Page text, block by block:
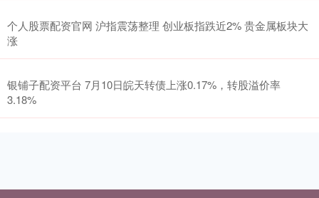
个人股票配资官网 沪指震荡整理 创业板指跌近2% 贵金属板块大
涨
银铺子配资平台 7月10日皖天转债上涨0.17%，转股溢价率
3.18%